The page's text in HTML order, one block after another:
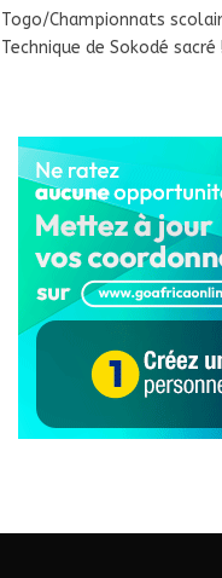
Togo/Championnats
Technique de Sokodé sacré !